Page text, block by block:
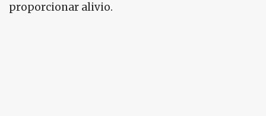
proporcionar alivio.